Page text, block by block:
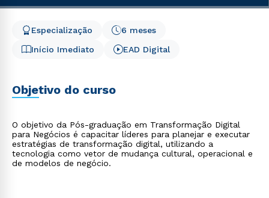
Início Imediato
6 meses
Especialização
EAD Digital
Objetivo do curso
O objetivo da Pós-graduação em Transformação Digital
para Negócios é capacitar líderes para planejar e executar
estratégias de transformação digital, utilizando a
tecnologia como vetor de mudança cultural, operacional e
de modelos de negócio.